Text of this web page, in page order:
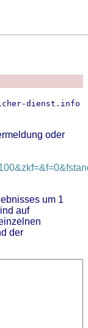
dienst.info
oder
um 1
auf
der